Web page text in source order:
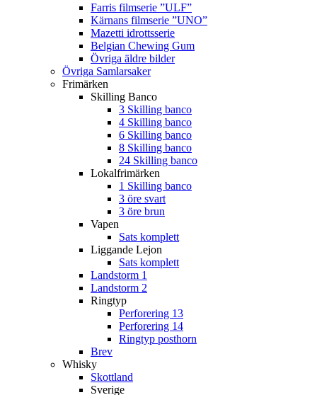
Farris filmserie ”ULF”
Kärnans filmserie ”UNO”
Mazetti idrottsserie
Belgian Chewing Gum
Övriga äldre bilder
Övriga Samlarsaker
Frimärken
Skilling Banco
3 Skilling banco
4 Skilling banco
6 Skilling banco
8 Skilling banco
24 Skilling banco
Lokalfrimärken
1 Skilling banco
3 öre svart
3 öre brun
Vapen
Sats komplett
Liggande Lejon
Sats komplett
Landstorm 1
Landstorm 2
Ringtyp
Perforering 13
Perforering 14
Ringtyp posthorn
Brev
Whisky
Skottland
Sverige